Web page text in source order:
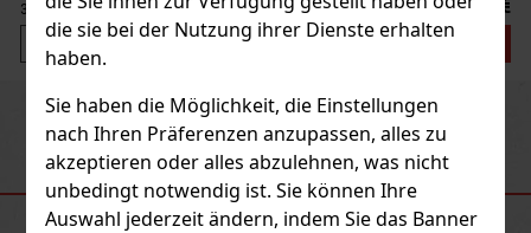
die sie bei der Nutzung ihrer Dienste erhalten
haben.
Sie haben die Möglichkeit, die Einstellungen
nach Ihren Präferenzen anzupassen, alles zu
akzeptieren oder alles abzulehnen, was nicht
unbedingt notwendig ist. Sie können Ihre
Auswahl jederzeit ändern, indem Sie das Banner
3.99 €
Neu PreviousNext
EMPFOHLENE PRODUKTE